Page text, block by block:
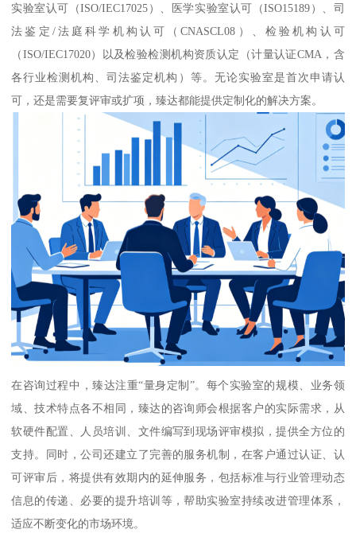
实验室认可（ISO/IEC17025）、医学实验室认可（ISO15189）、司
法鉴定/法庭科学机构认可（CNASCL08）、检验机构认可
（ISO/IEC17020）以及检验检测机构资质认定（计量认证CMA，含
各行业检测机构、司法鉴定机构）等。无论实验室是首次申请认
可，还是需要复评审或扩项，臻达都能提供定制化的解决方案。
在咨询过程中，臻达注重“量身定制”。每个实验室的规模、业务领
域、技术特点各不相同，臻达的咨询师会根据客户的实际需求，从
软硬件配置、人员培训、文件编写到现场评审模拟，提供全方位的
支持。同时，公司还建立了完善的服务机制，在客户通过认证、认
可评审后，将提供有效期内的延伸服务，包括标准与行业管理动态
信息的传递、必要的提升培训等，帮助实验室持续改进管理体系，
适应不断变化的市场环境。